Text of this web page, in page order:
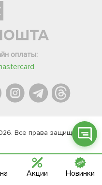
оплаты:
Все права защищены
Телеграм
Вайбер
Онлайн чат
Акции Новинки